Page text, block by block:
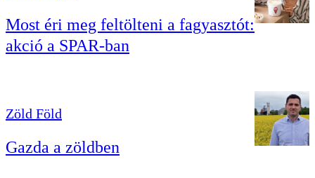
Most éri meg feltölteni a fagyasztót:
akció a SPAR-ban
Zöld Föld
Gazda a zöldben